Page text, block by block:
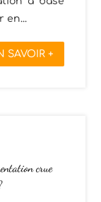
en...
SAVOIR +
crue